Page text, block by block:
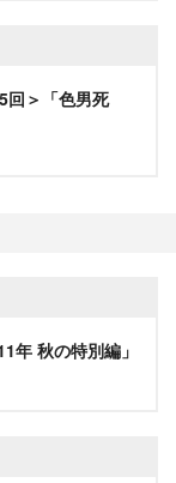
回＞「色男死
年 秋の特別編」